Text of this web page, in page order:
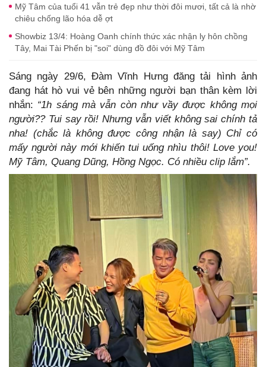
Mỹ Tâm của tuổi 41 vẫn trẻ đẹp như thời đôi mươi, tất cả là nhờ
chiêu chống lão hóa dễ ợt
Showbiz 13/4: Hoàng Oanh chính thức xác nhận ly hôn chồng
Tây, Mai Tài Phến bị "soi" dùng đồ đôi với Mỹ Tâm
Sáng ngày 29/6, Đàm Vĩnh Hưng đăng tải hình ảnh
đang hát hò vui vẻ bên những người bạn thân kèm lời
nhắn: “1h sáng mà vẫn còn như vầy được không mọi
người?? Tui say rồi! Nhưng vẫn viết không sai chính tả
nha! (chắc là không được công nhận là say) Chỉ có
mấy người này mới khiến tui uống nhìu thôi! Love you!
Mỹ Tâm, Quang Dũng, Hồng Ngọc. Có nhiều clip lắm”.